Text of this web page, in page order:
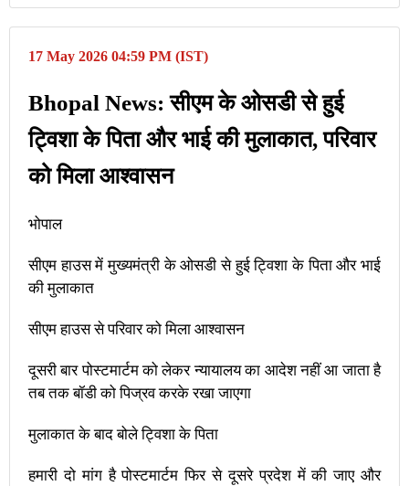
17 May 2026 04:59 PM (IST)
Bhopal News: सीएम के ओसडी से हुई
ट्विशा के पिता और भाई की मुलाकात, परिवार
को मिला आश्वासन
भोपाल
सीएम हाउस में मुख्यमंत्री के ओसडी से हुई ट्विशा के पिता और भाई
की मुलाकात
सीएम हाउस से परिवार को मिला आश्वासन
दूसरी बार पोस्टमार्टम को लेकर न्यायालय का आदेश नहीं आ जाता है
तब तक बॉडी को पिज्रव करके रखा जाएगा
मुलाकात के बाद बोले ट्विशा के पिता
हमारी दो मांग है पोस्टमार्टम फिर से दूसरे प्रदेश में की जाए और